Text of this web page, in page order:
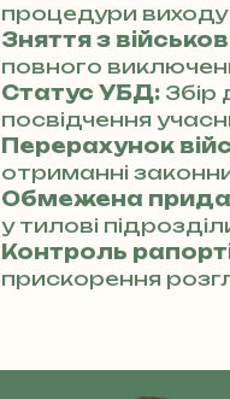
процедури виходу
Зняття з
повного
Статус УБД: Збір
посвідчення
Перерахунок
отриманні
Обмежена
у тилові
Контроль
прискорення